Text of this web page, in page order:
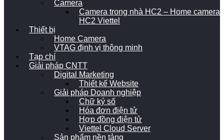
Camera
Camera trong nhà HC2 – Home camera
HC2 Viettel
Thiết bị
Home Camera
VTAG định vị thông minh
Tạp chí
Giải pháp CNTT
Digital Marketing
Thiết kế Website
Giải pháp Doanh nghiệp
Chữ ký số
Hóa đơn điện tử
Hợp đồng điện tử
Viettel Cloud Server
Sản phẩm nền tảng